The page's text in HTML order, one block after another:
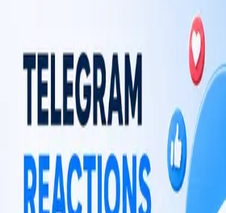
والتفاعلات ونمو القنوات على المدى